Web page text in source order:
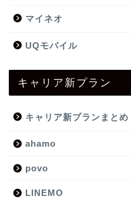
マイネオ
UQモバイル
キャリア新プラン
キャリア新プランまとめ
ahamo
povo
LINEMO